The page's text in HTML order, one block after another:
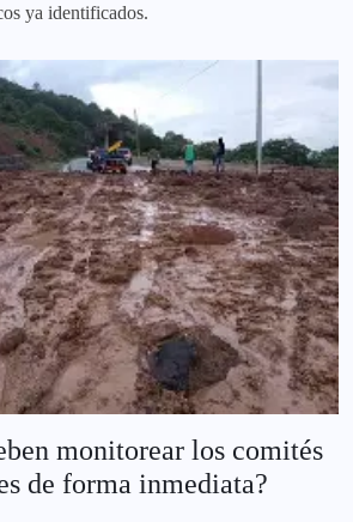
ya identificados.
monitorear los comités
de forma inmediata?